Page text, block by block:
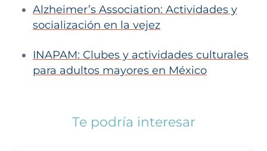
Alzheimer’s Association: Actividades y
socialización en la vejez
INAPAM: Clubes y actividades culturales
para adultos mayores en México
Te podría interesar